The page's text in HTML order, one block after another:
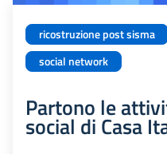
ricostruzione post sisma
social network
Partono le
social di Casa